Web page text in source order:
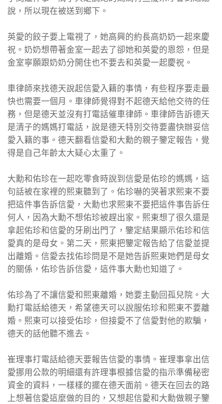
說，所以現在被送到鄉下。
英愛的餃子要上電視了，她高興的約長高奶奶一起來慶
祝。奶奶想帶著金室一起去了卻她和英愛的恩怨，但是
金室寧願跟奶奶分開住也不要去和英愛一起慶祝。
車律師來找德天說起信愛入籍的事情，有些程序要走最
快也需要一個月。車律師覺得對不起德天給他交待的任
務，但是德天並沒有打電話催車律師。車律師告訴德天
是清子的媽媽打電話，說是德天特別交待要盡快辦妥信
愛入籍的事。德天翻看信愛和大勳的親子鑒定報告，覺
得是自己年齡太大疑心太重了。
大勳和佑珍在一起吃零食時說到信愛是佑珍的媽媽，這
句話被在家裡的熙東聽到了。佑珍嚇的哭著求熙東不要
把這件事告訴信愛，大勳也求熙東不要把這件事告訴任
何人，因為大勳不想佑珍被趕出家。熙東想了很久還是
拿起佑珍和信愛的牙刷出門了，鑒定結果顯示佑珍和信
愛真的是母女。第二天，熙東把鑒定報告給了信愛並提
出離婚。信愛去找佑珍問是不是她告訴熙東她們是母女
的關係，佑珍告訴信愛，這件事大勳也知道了。
佑珍為了不讓信愛和熙東離婚，她要主動回孤兒院。大
勳打電話給德天，希望德天可以說服佑珍和熙東不要離
婚。熙東可以接受佑珍，但接愛不了信愛對他的欺騙，
德天的話他聽不進去。
崔理事打電話給德天要報告信愛的事情。崔理事拿出信
愛挪用公款的明細還有許理事根據信愛的指示準備秘密
資金的資料，一樣樣的擺在德天面前。德天在回去的路
上想著信愛這麼做的目的，又想起信愛和大勳做親子鑒